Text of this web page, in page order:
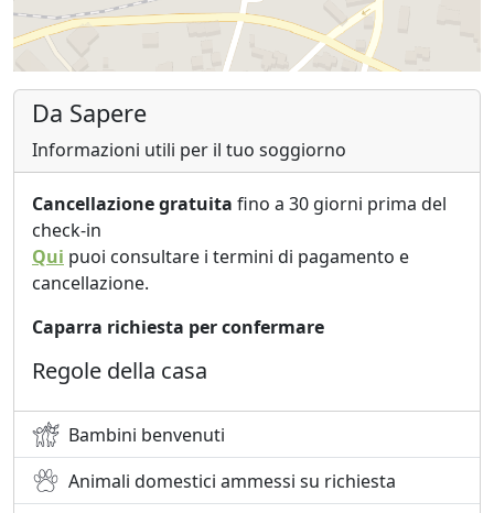
Da Sapere
Informazioni utili per il tuo soggiorno
Cancellazione gratuita fino a 30 giorni prima del
check-in
Qui puoi consultare i termini di pagamento e
cancellazione.
Caparra richiesta per confermare
Regole della casa
Bambini benvenuti
Animali domestici ammessi su richiesta